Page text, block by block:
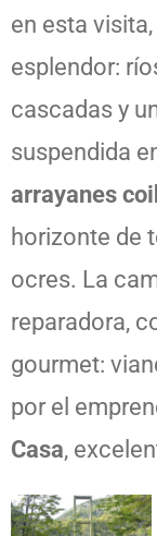
en esta
esplendor:
cascadas y
suspendida
arrayanes
horizonte de
ocres. La
reparadora,
gourmet:
por el
Casa,